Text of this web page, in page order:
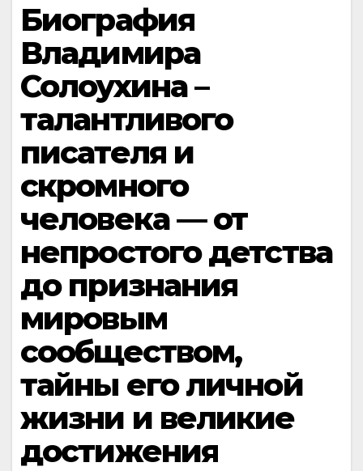
Биография
Владимира
Солоухина –
талантливого
писателя и
скромного
человека — от
непростого детства
до признания
мировым
сообществом,
тайны его личной
жизни и великие
достижения